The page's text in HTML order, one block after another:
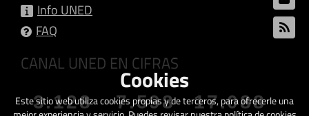
Info UNED
FAQ
CANAL UNED EN CIFRAS
3.128 7.598 17.088
Cookies
Este sitio web utiliza cookies propias y de terceros, para ofrecerle una